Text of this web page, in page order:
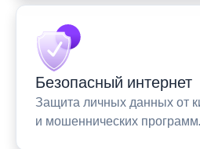
Безопасный интернет
Защита личных данных от
и мошеннических программ.